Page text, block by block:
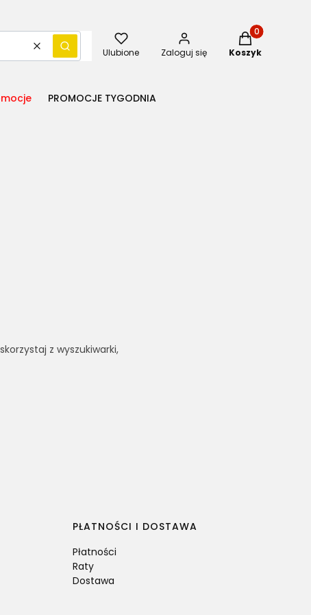
WyczyśćSzukaj Ulubione Zaloguj się
Produkty w
Koszyk
PROMOCJE TYGODNIA
z wyszukiwarki,
PŁATNOŚCI I DOSTAWA
Płatności
Raty
Dostawa